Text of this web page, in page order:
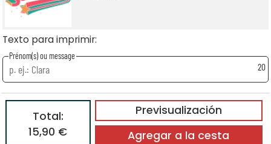
Texto para imprimir:
Prénom(s) ou message
20
Previsualización
Total:
15,90 €
Agregar a la cesta